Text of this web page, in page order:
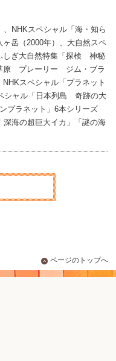
NHKスペシャル「海・知ら
岳（2000年）、大自然スペ
しぎ大自然特集「探検 神秘
原 プレーリー ジム・ブラ
スペシャル「プラネット
シャル「日本列島 奇跡の大
プラネット」6本シリーズ
深海の超巨大イカ」「謎の海
ページのトップへ